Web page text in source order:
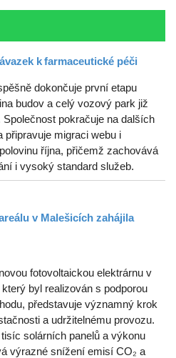
k farmaceutické péči
dokončuje první etapu
budov a celý vozový park již
pokračuje na dalších
připravuje migraci webu i
října, přičemž zachovává
i vysoký standard služeb.
v Malešicích zahájila
fotovoltaickou elektrárnu v
byl realizován s podporou
představuje významný krok
a udržitelnému provozu.
solárních panelů a výkonu
výrazné snížení emisí CO₂ a